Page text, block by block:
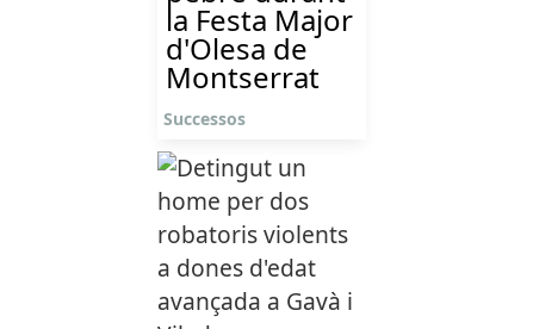
la Festa Major
d'Olesa de
Montserrat
Successos